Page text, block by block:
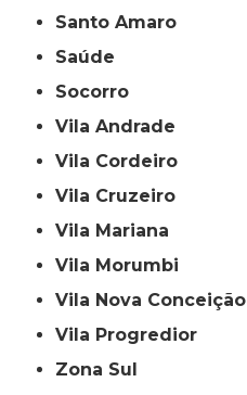
Santo Amaro
Saúde
Socorro
Vila Andrade
Vila Cordeiro
Vila Cruzeiro
Vila Mariana
Vila Morumbi
Vila Nova Conceição
Vila Progredior
Zona Sul